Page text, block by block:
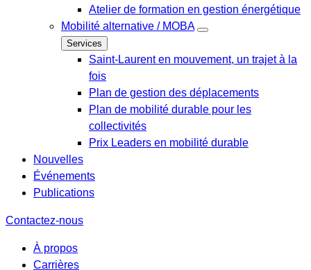
Atelier de formation en gestion énergétique
Mobilité alternative / MOBA
Services
Saint-Laurent en mouvement, un trajet à la
fois
Plan de gestion des déplacements
Plan de mobilité durable pour les
collectivités
Prix Leaders en mobilité durable
Nouvelles
Événements
Publications
Contactez-nous
À propos
Carrières